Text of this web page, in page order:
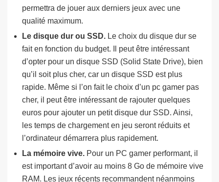
permettra de jouer aux derniers jeux avec une
qualité maximum.
Le disque dur ou SSD. Le choix du disque dur se
fait en fonction du budget. Il peut être intéressant
d’opter pour un disque SSD (Solid State Drive), bien
qu’il soit plus cher, car un disque SSD est plus
rapide. Même si l’on fait le choix d’un pc gamer pas
cher, il peut être intéressant de rajouter quelques
euros pour ajouter un petit disque dur SSD. Ainsi,
les temps de chargement en jeu seront réduits et
l’ordinateur démarrera plus rapidement.
La mémoire vive. Pour un PC gamer performant, il
est important d’avoir au moins 8 Go de mémoire vive
RAM. Les jeux récents recommandent néanmoins